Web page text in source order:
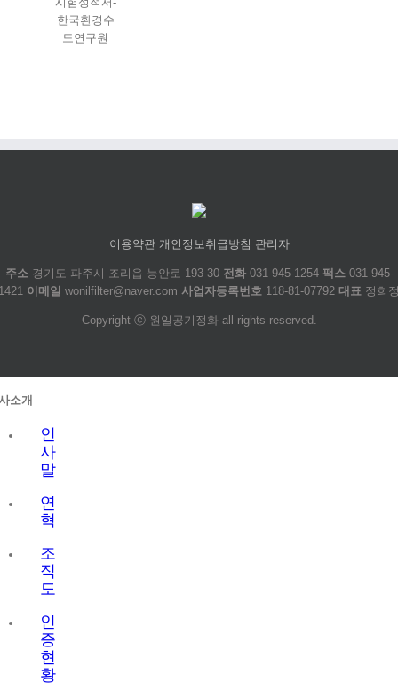
한국환경수
도연구원
이용약관 개인정보취급방침 관리자
주소경기도 파주시 조리읍 능안로 193-30 전화031-945-1254 팩스 031-945-
이메일 wonilfilter@naver.com 사업자등록번호 118-81-07792 대표 정희
Copyright ⓒ 원일공기정화 all rights reserved.
Sliding
Area
소개
인
사
말
연
혁
조
직
도
인
증
현
황